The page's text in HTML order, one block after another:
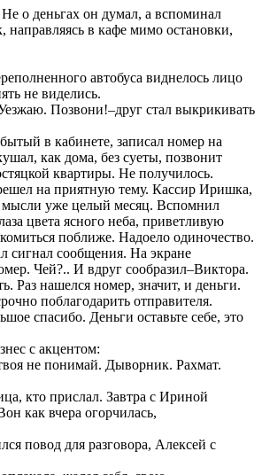
о деньгах он думал, а вспоминал
направляясь в кафе мимо остановки,
автобуса виднелось лицо
не виделись.
Позвони!–друг стал выкрикивать
в кабинете, записал номер на
как дома, без суеты, позвонит
квартиры. Не получилось.
на приятную тему. Кассир Иришка,
мысли уже целый месяц. Вспомнил
цвета ясного неба, приветливую
поближе. Надоело одиночество.
сигнал сообщения. На экране
Чей?.. И вдруг сообразил–Виктора.
Раз нашелся номер, значит, и деньги.
поблагодарить отправителя.
спасибо. Деньги оставьте себе, это
с акцентом:
не понимай. Дыворник. Рахмат.
кто прислал. Завтра с Ириной
как вчера огорчилась,
повод для разговора, Алексей с